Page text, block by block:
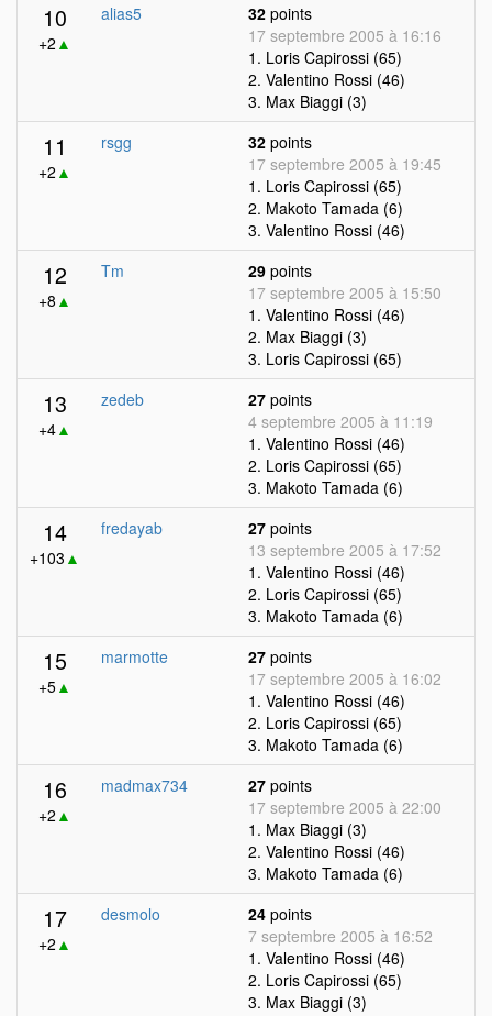
10
+2 ▲
alias5 32 points
17 septembre 2005 à 16:16
1. Loris Capirossi (65)
2. Valentino Rossi (46)
3. Max Biaggi (3)
11
+2 ▲
rsgg 32 points
17 septembre 2005 à 19:45
1. Loris Capirossi (65)
2. Makoto Tamada (6)
3. Valentino Rossi (46)
12
+8 ▲
Tm 29 points
17 septembre 2005 à 15:50
1. Valentino Rossi (46)
2. Max Biaggi (3)
3. Loris Capirossi (65)
13
+4▲
zedeb 27 points
4 septembre 2005 à 11:19
1. Valentino Rossi (46)
2. Loris Capirossi (65)
3. Makoto Tamada (6)
14
+103 ▲
fredayab 27 points
13 septembre 2005 à 17:52
1. Valentino Rossi (46)
2. Loris Capirossi (65)
3. Makoto Tamada (6)
15
+5▲
marmotte 27 points
17 septembre 2005 à 16:02
1. Valentino Rossi (46)
2. Loris Capirossi (65)
3. Makoto Tamada (6)
16
+2 ▲
madmax734 27 points
17 septembre 2005 à 22:00
1. Max Biaggi (3)
2. Valentino Rossi (46)
3. Makoto Tamada (6)
17
+2 ▲
desmolo 24 points
7 septembre 2005 à 16:52
1. Valentino Rossi (46)
2. Loris Capirossi (65)
3. Max Biaggi (3)